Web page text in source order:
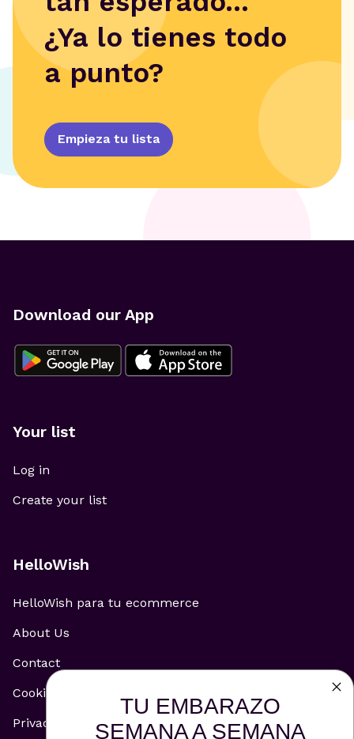
¿Ya lo tienes todo
a punto?
Empieza tu lista
Download our App
Your list
Log in
Create your list
HelloWish
HelloWish para tu ecommerce
About Us
Contact
Cookie Policy
Privacy Policy
TU EMBARAZO
SEMANA A SEMANA